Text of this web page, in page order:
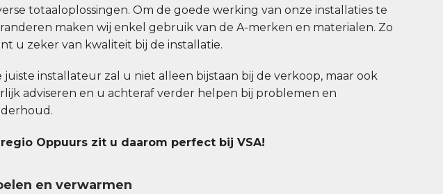
totaaloplossingen. Om de goede werking van onze installaties te
maken wij enkel gebruik van de A-merken en materialen. Zo
u zeker van kwaliteit bij de installatie.
juiste installateur zal u niet alleen bijstaan bij de verkoop, maar ook
adviseren en u achteraf verder helpen bij problemen en
Oppuurs zit u daarom perfect bij VSA!
en verwarmen